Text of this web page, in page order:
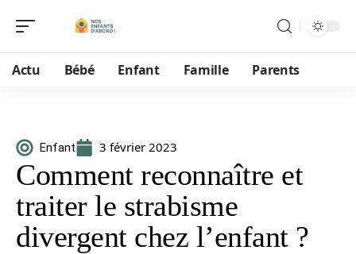
Actu Bébé Enfant Famille Parents
Enfant 3 février 2023
Comment reconnaître et
traiter le strabisme
divergent chez l’enfant ?